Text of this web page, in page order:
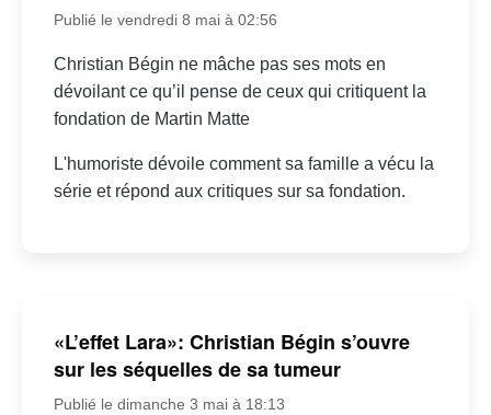
Publié le vendredi 8 mai à 02:56
Christian Bégin ne mâche pas ses mots en
dévoilant ce qu’il pense de ceux qui critiquent la
fondation de Martin Matte
L'humoriste dévoile comment sa famille a vécu la
série et répond aux critiques sur sa fondation.
«L’effet Lara»: Christian Bégin s’ouvre
sur les séquelles de sa tumeur
Publié le dimanche 3 mai à 18:13